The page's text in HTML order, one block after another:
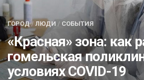
АФИША
ГОРОД/ ЛЮДИ / СОБЫТИЯ
«Красная» зона: как
гомельская
условиях СOVID-19